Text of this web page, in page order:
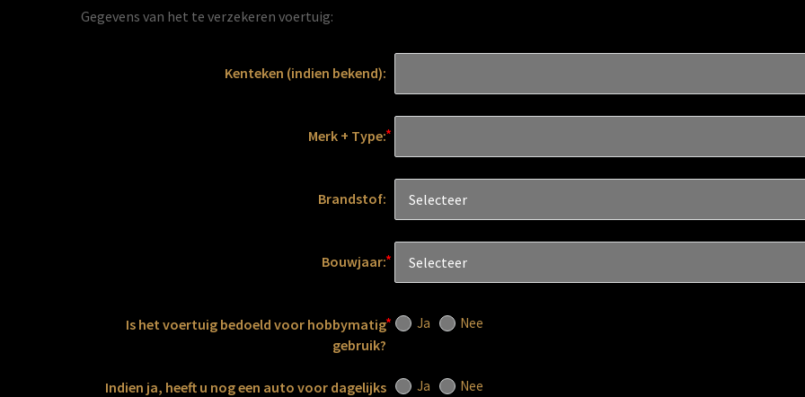
Gegevens van het te verzekeren voertuig:
Kenteken (indien bekend):
Merk + Type:
Brandstof:
Bouwjaar:
Is het voertuig bedoeld voor hobbymatig
gebruik?
Ja Nee
Indien ja, heeft u nog een auto voor dagelijks
Ja Nee